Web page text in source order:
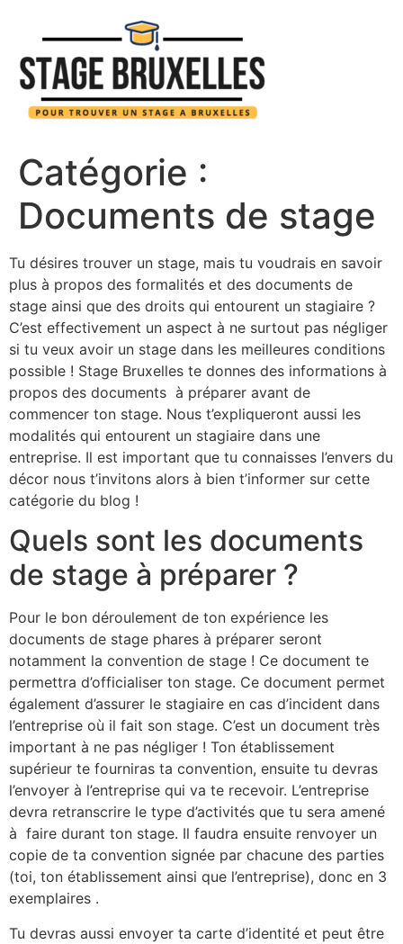
contenu
Catégorie :
Documents de stage
Tu désires trouver un stage, mais tu voudrais en savoir
plus à propos des formalités et des documents de
stage ainsi que des droits qui entourent un stagiaire ?
C’est effectivement un aspect à ne surtout pas négliger
si tu veux avoir un stage dans les meilleures conditions
possible ! Stage Bruxelles te donnes des informations à
propos des documents à préparer avant de
commencer ton stage. Nous t’expliqueront aussi les
modalités qui entourent un stagiaire dans une
entreprise. Il est important que tu connaisses l’envers du
décor nous t’invitons alors à bien t’informer sur cette
catégorie du blog !
Quels sont les documents
de stage à préparer ?
Pour le bon déroulement de ton expérience les
documents de stage phares à préparer seront
notamment la convention de stage ! Ce document te
permettra d’officialiser ton stage. Ce document permet
également d’assurer le stagiaire en cas d’incident dans
l’entreprise où il fait son stage. C’est un document très
important à ne pas négliger ! Ton établissement
supérieur te fourniras ta convention, ensuite tu devras
l’envoyer à l’entreprise qui va te recevoir. L’entreprise
devra retranscrire le type d’activités que tu sera amené
à faire durant ton stage. Il faudra ensuite renvoyer un
copie de ta convention signée par chacune des parties
(toi, ton établissement ainsi que l’entreprise), donc en 3
exemplaires .
Tu devras aussi envoyer ta carte d’identité et peut être